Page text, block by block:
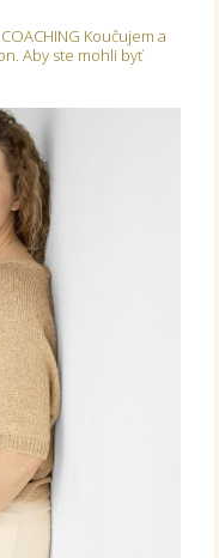
Koučujem a
Aby ste mohli byť